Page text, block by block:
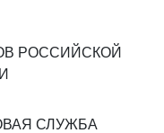
РОССИЙСКОЙ
СЛУЖБА